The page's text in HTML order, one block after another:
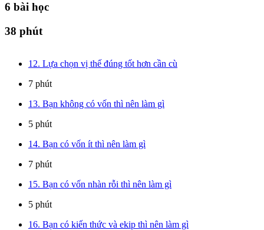
6 bài học
38 phút
12. Lựa chọn vị thế đúng tốt hơn cần cù
7 phút
13. Bạn không có vốn thì nên làm gì
5 phút
14. Bạn có vốn ít thì nên làm gì
7 phút
15. Bạn có vốn nhàn rỗi thì nên làm gì
5 phút
16. Bạn có kiến thức và ekip thì nên làm gì